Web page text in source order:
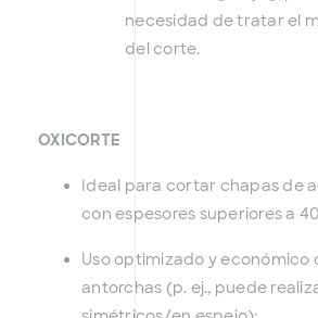
necesidad de tratar el
del corte.
OXICORTE
Ideal para cortar chapas de
con espesores superiores a
Uso optimizado y económico
antorchas (p. ej., puede